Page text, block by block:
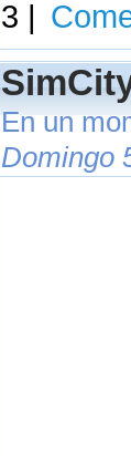
3 |
En un
Domingo